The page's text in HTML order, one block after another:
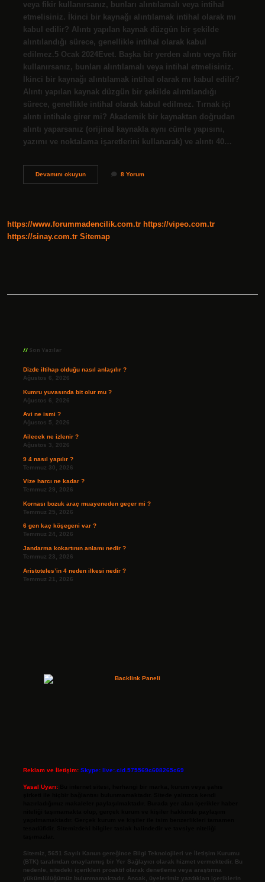
veya fikir kullanırsanız, bunları alıntılamalı veya intihal
etmelisiniz. İkinci bir kaynağı alıntılamak intihal olarak mı
kabul edilir? Alıntı yapılan kaynak düzgün bir şekilde
alıntılandığı sürece, genellikle intihal olarak kabul
edilmez.5 Ocak 2024Evet. Başka bir yerden alıntı veya fikir
kullanırsanız, bunları alıntılamalı veya intihal etmelisiniz.
İkinci bir kaynağı alıntılamak intihal olarak mı kabul edilir?
Alıntı yapılan kaynak düzgün bir şekilde alıntılandığı
sürece, genellikle intihal olarak kabul edilmez. Tırnak içi
alıntı intihale girer mi? Akademik bir kaynaktan doğrudan
alıntı yaparsanız (orijinal kaynakla aynı cümle yapısını,
yazımı ve noktalama işaretlerini kullanarak) ve alıntı 40…
Devamını okuyunDoğrudan
8 Yorum
https://www.forummadencilik.com.tr https://vipeo.com.tr
https://sinay.com.tr Sitemap
Son Yazılar
Dizde iltihap olduğu nasıl anlaşılır ?
Ağustos 6, 2026
Kumru yuvasında bit olur mu ?
Ağustos 6, 2026
Avi ne ismi ?
Ağustos 5, 2026
Ailecek ne izlenir ?
Ağustos 3, 2026
9 4 nasıl yapılır ?
Temmuz 30, 2026
Vize harcı ne kadar ?
Temmuz 29, 2026
Kornası bozuk araç muayeneden geçer mi ?
Temmuz 25, 2026
6 gen kaç köşegeni var ?
Temmuz 24, 2026
Jandarma kokartının anlamı nedir ?
Temmuz 23, 2026
Aristoteles’in 4 neden ilkesi nedir ?
Temmuz 21, 2026
Reklam ve İletişim: Skype: live:.cid.575569c608265c69
Yasal Uyarı:
Sitemiz, 5651 Sayılı Kanun gereğince Bilgi Teknolojileri ve İletişim Kurumu
(BTK) tarafından onaylanmış bir Yer Sağlayıcı olarak hizmet vermektedir. Bu
nedenle, sitedeki içerikleri proaktif olarak denetleme veya araştırma
yükümlülüğümüz bulunmamaktadır. Ancak, üyelerimiz yazdıkları içeriklerin